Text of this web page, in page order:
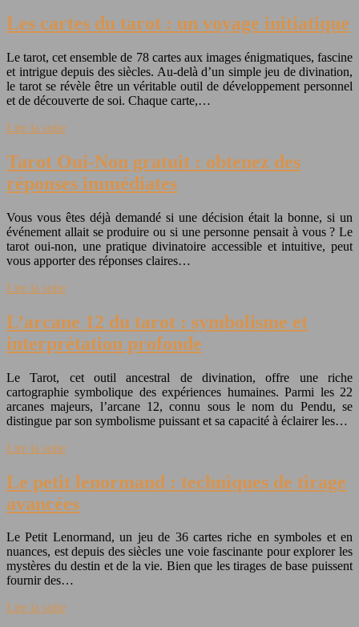
Les cartes du tarot : un voyage initiatique
Le tarot, cet ensemble de 78 cartes aux images énigmatiques, fascine
et intrigue depuis des siècles. Au-delà d’un simple jeu de divination,
le tarot se révèle être un véritable outil de développement personnel
et de découverte de soi. Chaque carte,…
Lire la suite
Tarot Oui-Non gratuit : obtenez des
réponses immédiates
Vous vous êtes déjà demandé si une décision était la bonne, si un
événement allait se produire ou si une personne pensait à vous ? Le
tarot oui-non, une pratique divinatoire accessible et intuitive, peut
vous apporter des réponses claires…
Lire la suite
L’arcane 12 du tarot : symbolisme et
interprétation profonde
Le Tarot, cet outil ancestral de divination, offre une riche
cartographie symbolique des expériences humaines. Parmi les 22
arcanes majeurs, l’arcane 12, connu sous le nom du Pendu, se
distingue par son symbolisme puissant et sa capacité à éclairer les…
Lire la suite
Le petit lenormand : techniques de tirage
avancées
Le Petit Lenormand, un jeu de 36 cartes riche en symboles et en
nuances, est depuis des siècles une voie fascinante pour explorer les
mystères du destin et de la vie. Bien que les tirages de base puissent
fournir des…
Lire la suite